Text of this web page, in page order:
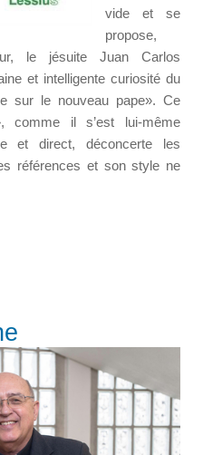
vide et se
propose,
le jésuite Juan Carlos
et intelligente curiosité du
sur le nouveau pape». Ce
comme il s’est lui-même
et direct, déconcerte les
références et son style ne